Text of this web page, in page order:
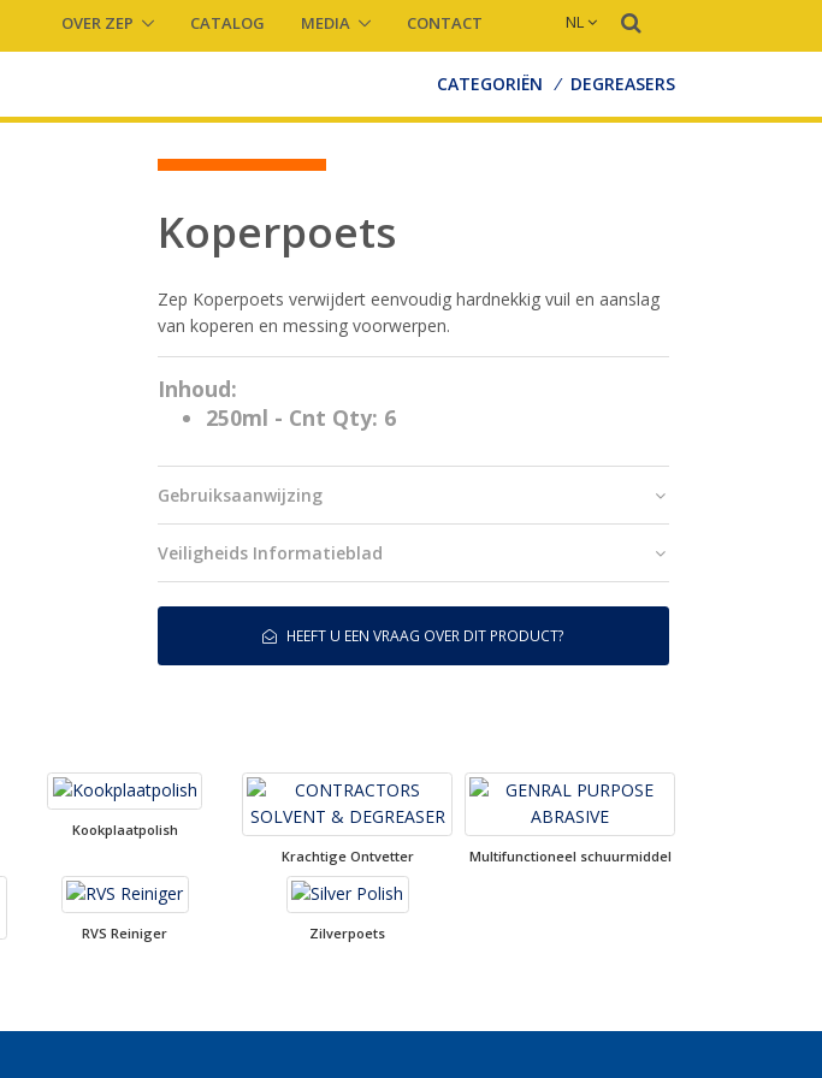
OVER ZEP CATALOG MEDIA CONTACT NL
CATEGORIËN / DEGREASERS
Koperpoets
Zep Koperpoets verwijdert eenvoudig hardnekkig vuil en aanslag
van koperen en messing voorwerpen.
Inhoud:
250ml - Cnt Qty: 6
Gebruiksaanwijzing
Veiligheids Informatieblad
HEEFT U EEN VRAAG OVER DIT PRODUCT?
Kookplaatpolish
Krachtige Ontvetter
Multifunctioneel schuurmiddel
RVS Reiniger Zilverpoets